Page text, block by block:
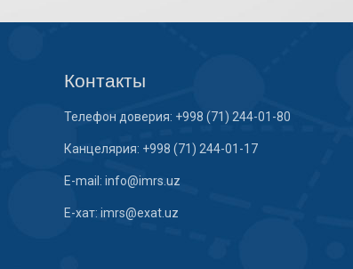
Контакты
Телефон доверия: +998 (71) 244-01-80
Канцелярия: +998 (71) 244-01-17
E-mail: info@imrs.uz
E-хат: imrs@exat.uz